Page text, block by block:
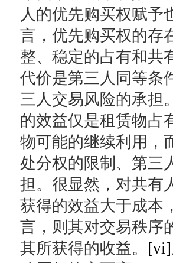
人的优先购买权赋予
言，优先购买权的存
整、稳定的占有和共
代价是第三人同等条
三人交易风险的承担
的效益仅是租赁物占
物可能的继续利用，
处分权的限制、第三
担。很显然，对共有
获得的效益大于成本
言，则其对交易秩序
其所获得的收益。 [vi]